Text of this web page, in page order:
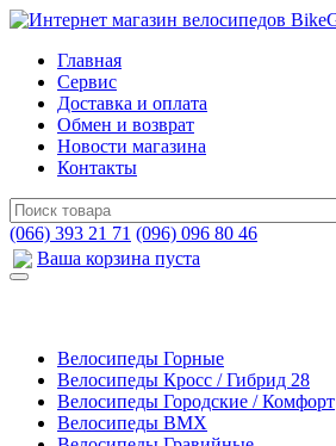
Главная
Сервис
Доставка и оплата
Обмен и возврат
Новости магазина
Контакты
(066) 393 21 71 (096) 096 80 46
Ваша корзина пуста
Велосипеды Горные
Велосипеды Кросс / Гибрид 28
Велосипеды Городские / Комфорт
Велосипеды BMX